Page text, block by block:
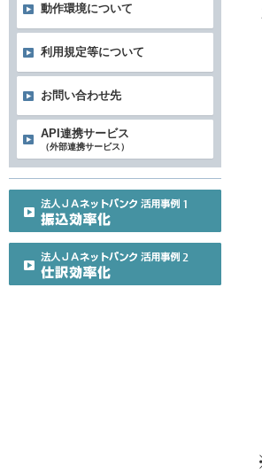
動作環境について
利用規定等について
お問い合わせ先
API連携サービス
（外部連携サービス）